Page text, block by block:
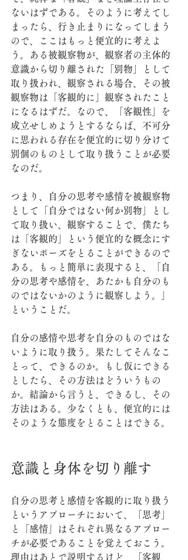
ないはずである。そのように考えてし
まったら、行き止まりになってしまう
ので、ここはもっと便宜的に考えよ
う。ある被観察物が、観察者の主体的
意識から切り離された「別物」として
取り扱われ、観察される場合、その被
観察物は「客観的に」観察されたこと
になるはずだ。なので、「客観性」を
成立せしめようとするならば、不可分
に思われる存在を便宜的に切り分けて
別個のものとして取り扱うことが必要
なのだ。
つまり、自分の思考や感情を被観察物
として「自分ではない何か別物」とし
て取り扱い、観察することで、僕たち
は「客観的」という便宜的な概念にす
ぎないポーズをとることができるので
ある。もっと簡単に表現すると、「自
分の思考や感情を、あたかも自分のも
のではないかのように観察しよう。」
ということだ。
自分の感情や思考を自分のものではな
いように取り扱う。果たしてそんなこ
とって、できるのか。もし仮にできる
としたら、その方法はどういうもの
か。結論から言うと、できるし、その
方法はある。少なくとも、便宜的には
そのような態度をとることはできる。
意識と身体を切り離す
自分の思考と感情を客観的に取り扱う
というアプローチにおいて、「思考」
と「感情」はそれぞれ異なるアプロー
チが必要であることを覚えておこう。
理由はあとで説明するけど、「客観